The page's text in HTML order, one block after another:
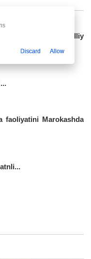
chiqishni umummilliy
faoliyatini Marokashda
Discard Allow